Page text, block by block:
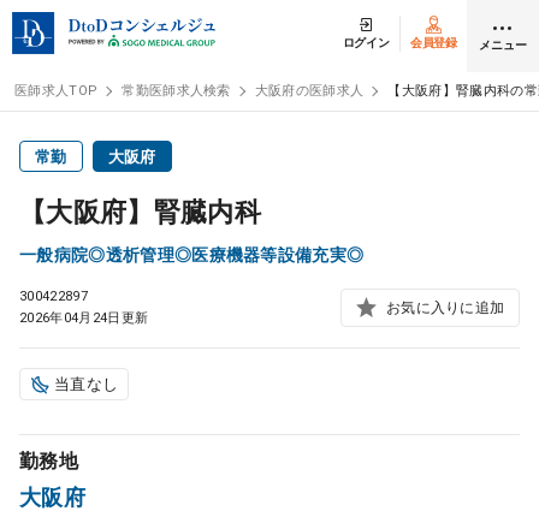
ログイン 会員登録 メニュー
医師求人
常勤検索
非常勤検索 アルバイト
スポット検索 アルバイト
DtoDの転職・
医師求人TOP 常勤医師求人検索 大阪府の医師求人 【大阪府】腎臓内科の
常勤 大阪府
【大阪府】腎臓内科
一般病院◎透析管理◎医療機器等設備充実◎
300422897
2026年04月24日更新
お気に入りに追加
当直なし
勤務地
大阪府